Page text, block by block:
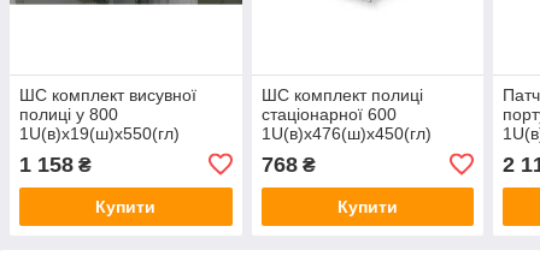
ШС комплект висувної
полиці у 800
1U(в)х19(ш)х550(гл)
1 158 ₴
Купити
ШС комплект полиці
стаціонарної 600
1U(в)х476(ш)х450(гл)
768₴
Купити
2